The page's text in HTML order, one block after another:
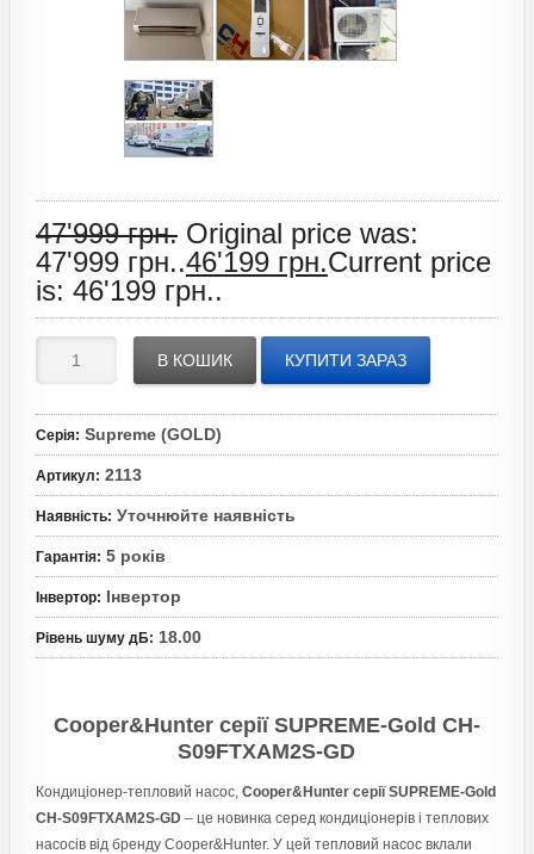
47'999грн. Original price was:
47'999 грн..46'199грн.Current price
is: 46'199 грн..
В КОШИК КУПИТИ ЗАРАЗ
Серія: Supreme (GOLD)
Артикул: 2113
Наявність: Уточнюйте наявність
Гарантія: 5 років
Інвертор: Інвертор
Рівень шуму дБ: 18.00
Cooper&Hunter серії SUPREME-Gold CH-
S09FTXAM2S-GD
Кондиціонер-тепловий насос, Cooper&Hunter серії SUPREME-Gold
CH-S09FTXAM2S-GD – це новинка серед кондиціонерів і теплових
насосів від бренду Cooper&Hunter. У цей тепловий насос вклали